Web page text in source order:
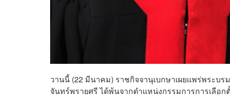
วานนี้ (22 มีนาคม) ราชกิจจานุเบกษาเผยแพร่พระบ
จันทร์พรายศรี ได้พ้นจากตำแหน่งกรรมการการเลือก